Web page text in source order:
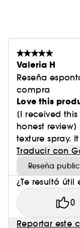
secado o
lograr un estilo
Kristina Paris,
Valeria H
Reseña
compra
Love this
[I received
honest review]
texture spray.
Traducir con
Reseña
¿Te resultó útil
0
Reportar este